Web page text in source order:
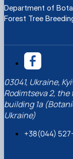
Department of
Forest Tree
03041, Ukraine,
Rodimtseva 2,
building 1a
Ukraine)
+38(044)